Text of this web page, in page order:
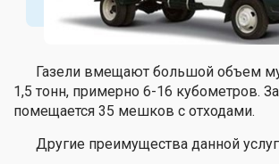
Газели вмещают большой объем
1,5 тонн, примерно 6-16 кубометров.
помещается 35 мешков с отходами.
Другие преимущества данной